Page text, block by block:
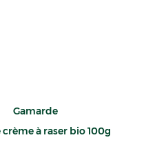
Gamarde
à raser bio 100g